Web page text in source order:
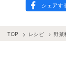
TOP レシピ 野菜